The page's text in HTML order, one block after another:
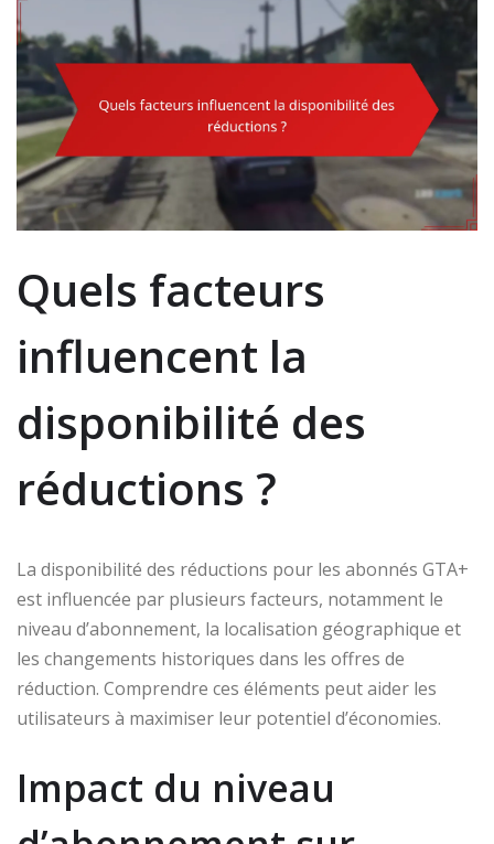
Quels facteurs
influencent la
disponibilité des
réductions ?
La disponibilité des réductions pour les abonnés GTA+
est influencée par plusieurs facteurs, notamment le
niveau d’abonnement, la localisation géographique et
les changements historiques dans les offres de
réduction. Comprendre ces éléments peut aider les
utilisateurs à maximiser leur potentiel d’économies.
Impact du niveau